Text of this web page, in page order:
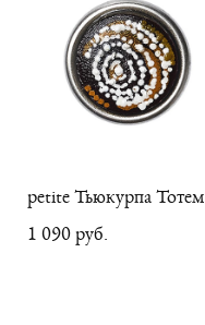
petite Тьюкурпа Тотем
1 090 pуб.